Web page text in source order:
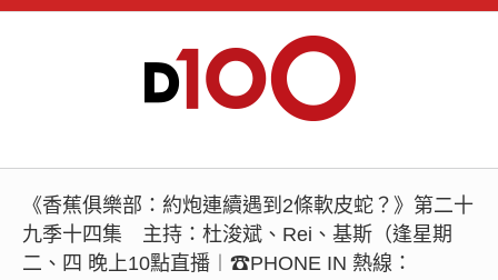
《香蕉俱樂部：約炮連續遇到2條軟皮蛇？》第二十
九季十四集 主持：杜浚斌、Rei、基斯（逢星期
二、四 晚上10點直播︱☎PHONE IN 熱線：